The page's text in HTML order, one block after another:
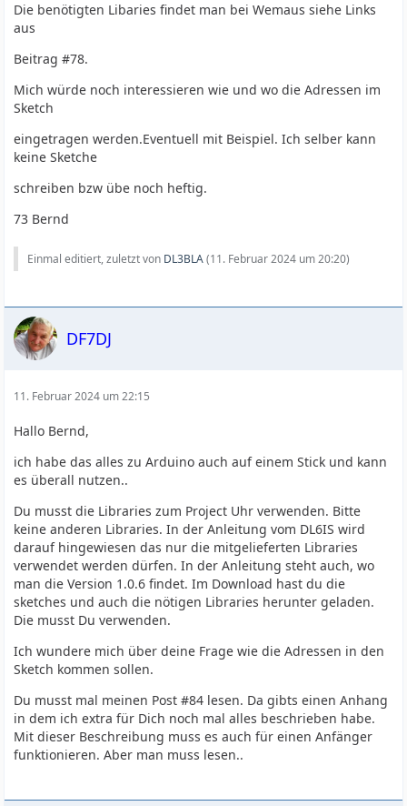
Die benötigten Libaries findet man bei Wemaus siehe Links
aus
Beitrag #78.
Mich würde noch interessieren wie und wo die Adressen im
Sketch
eingetragen werden.Eventuell mit Beispiel. Ich selber kann
keine Sketche
schreiben bzw übe noch heftig.
73 Bernd
Einmal editiert, zuletzt von DL3BLA(11. Februar 2024 um 20:20)
DF7DJ
11. Februar 2024 um 22:15
Hallo Bernd,
ich habe das alles zu Arduino auch auf einem Stick und kann
es überall nutzen..
Du musst die Libraries zum Project Uhr verwenden. Bitte
keine anderen Libraries. In der Anleitung vom DL6IS wird
darauf hingewiesen das nur die mitgelieferten Libraries
verwendet werden dürfen. In der Anleitung steht auch, wo
man die Version 1.0.6 findet. Im Download hast du die
sketches und auch die nötigen Libraries herunter geladen.
Die musst Du verwenden.
Ich wundere mich über deine Frage wie die Adressen in den
Sketch kommen sollen.
Du musst mal meinen Post #84 lesen. Da gibts einen Anhang
in dem ich extra für Dich noch mal alles beschrieben habe.
Mit dieser Beschreibung muss es auch für einen Anfänger
funktionieren. Aber man muss lesen..